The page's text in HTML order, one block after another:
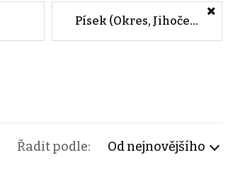
Písek (Okres, Jihočeský kraj)
Řadit podle: Od nejnovějšího